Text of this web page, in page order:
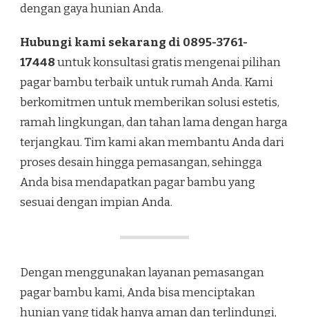
dengan gaya hunian Anda.
Hubungi kami sekarang di 0895-3761-
17448untuk konsultasi gratis mengenai pilihan
pagar bambu terbaik untuk rumah Anda. Kami
berkomitmen untuk memberikan solusi estetis,
ramah lingkungan, dan tahan lama dengan harga
terjangkau. Tim kami akan membantu Anda dari
proses desain hingga pemasangan, sehingga
Anda bisa mendapatkan pagar bambu yang
sesuai dengan impian Anda.
Dengan menggunakan layanan pemasangan
pagar bambu kami, Anda bisa menciptakan
hunian yang tidak hanya aman dan terlindungi,